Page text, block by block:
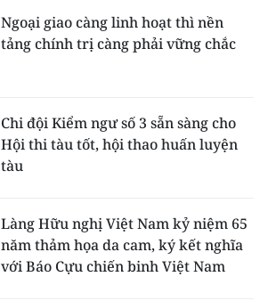
Ngoại giao càng linh hoạt thì nền
tảng chính trị càng phải vững chắc
Chi đội Kiểm ngư số 3 sẵn sàng cho
Hội thi tàu tốt, hội thao huấn luyện
tàu
Làng Hữu nghị Việt Nam kỷ niệm 65
năm thảm họa da cam, ký kết nghĩa
với Báo Cựu chiến binh Việt Nam